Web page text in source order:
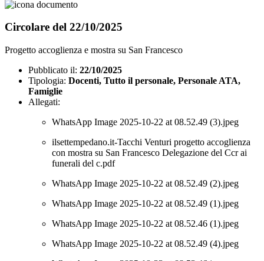
Circolare del 22/10/2025
Progetto accoglienza e mostra su San Francesco
Pubblicato il: 22/10/2025
Tipologia: Docenti, Tutto il personale, Personale ATA,
Famiglie
Allegati:
WhatsApp Image 2025-10-22 at 08.52.49 (3).jpeg
ilsettempedano.it-Tacchi Venturi progetto accoglienza
con mostra su San Francesco Delegazione del Ccr ai
funerali del c.pdf
WhatsApp Image 2025-10-22 at 08.52.49 (2).jpeg
WhatsApp Image 2025-10-22 at 08.52.49 (1).jpeg
WhatsApp Image 2025-10-22 at 08.52.46 (1).jpeg
WhatsApp Image 2025-10-22 at 08.52.49 (4).jpeg